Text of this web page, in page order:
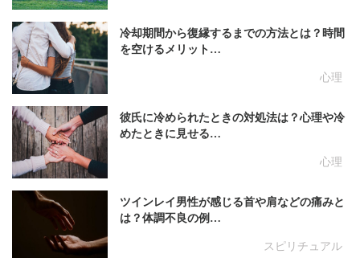
心理
冷却期間から復縁するまでの方法とは？時間
を空けるメリット…
心理
彼氏に冷められたときの対処法は？心理や冷
めたときに見せる…
スピリチュアル
ツインレイ男性が感じる首や肩などの痛みと
は？体調不良の例…